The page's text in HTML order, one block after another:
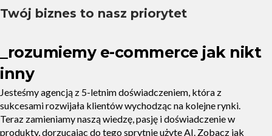
Twój biznes to nasz priorytet
_rozumiemy e-commerce jak nikt
inny
Jesteśmy agencją z 5-letnim doświadczeniem, która z
sukcesami rozwijała klientów wychodząc na kolejne rynki.
Teraz zamieniamy naszą wiedzę, pasję i doświadczenie w
produkty, dorzucając do tego sprytnie użyte AI. Zobacz jak